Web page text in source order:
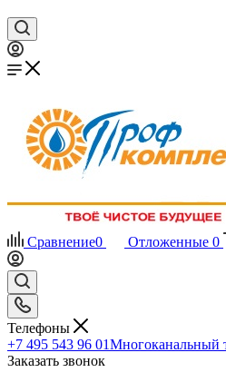
Сравнение0 Отложенные 0
Телефоны
+7 495 543 96 01Многоканальный
Заказать звонок